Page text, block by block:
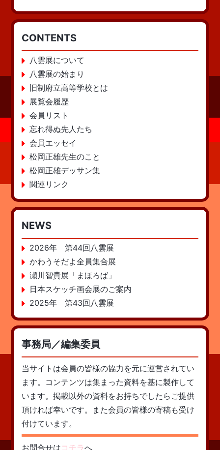
CONTENTS
八雲展について
八雲展の始まり
旧制府立高等学校とは
展覧会履歴
会員リスト
忘れ得ぬ先人たち
会員エッセイ
松岡正雄先生のこと
松岡正雄デッサン集
関連リンク
NEWS
2026年 第44回八雲展
かわうそだよ全員集合展
瀬川智貴展「まほろば」
日本スケッチ画会展のご案内
2025年 第43回八雲展
事務局／編集委員
当サイトは会員の皆様の協力を元に運営されてい
ます。コンテンツは集まった資料を基に製作して
います。掲載以外の資料をお持ちでしたらご提供
頂ければ幸いです。また会員の皆様の寄稿も受け
付けています。
お問合せは コチラへ